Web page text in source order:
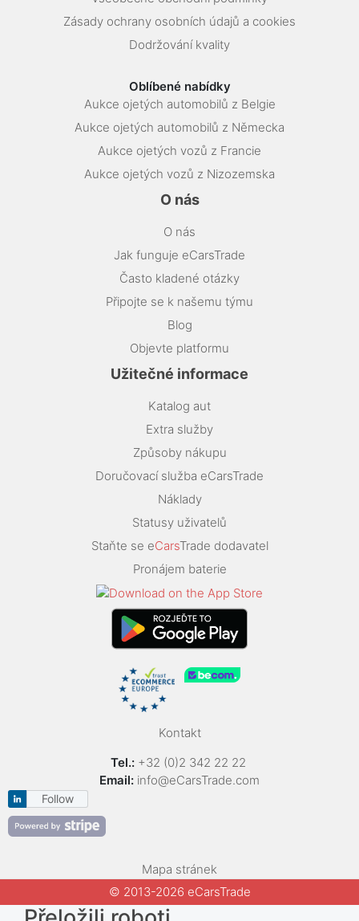
Zásady ochrany osobních údajů a cookies
Dodržování kvality
Oblíbené nabídky
Aukce ojetých automobilů z Belgie
Aukce ojetých automobilů z Německa
Aukce ojetých vozů z Francie
Aukce ojetých vozů z Nizozemska
O nás
O nás
Jak funguje eCarsTrade
Často kladené otázky
Připojte se k našemu týmu
Blog
Objevte platformu
Užitečné informace
Katalog aut
Extra služby
Způsoby nákupu
Doručovací služba eCarsTrade
Náklady
Statusy uživatelů
Staňte se eCarsTrade dodavatel
Pronájem baterie
Kontakt
Tel.: +32 (0)2 342 22 22
Email: info@eCarsTrade.com
Follow
Mapa stránek
© 2013-2026 eCarsTrade